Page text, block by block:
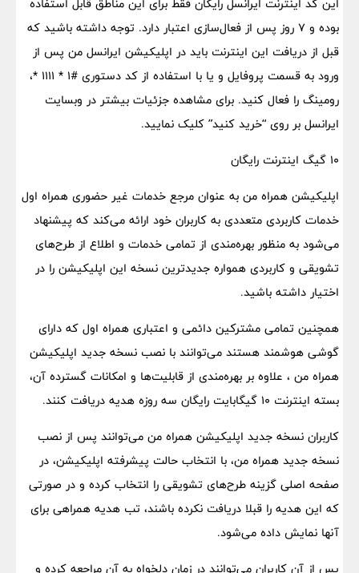
بوده و ۷ روز پس از فعال‌سازی اعتبار دارد. توجه داشته باشید که
قبل از دریافت این اینترنت باید در اپلیکیشن ایرانسل من پس از
ورود به قسمت پروفایل و یا با استفاده از کد دستوری #۱ * ۱۱۱۱ *،
رومینگ را فعال کنید. برای مشاهده جزئیات بیشتر در وبسایت
ایرانسل بر روی “خرید کنید” کلیک نمایید.
۱۰ گیگ اینترنت رایگان
اپلیکیشن همراه من به عنوان مرجع خدمات غیر حضوری همراه اول
خدمات کاربردی متعددی به کاربران خود ارائه می‌کند که پیشنهاد
می‌شود به منظور بهره‌مندی از تمامی خدمات و اطلاع از طرح‌های
تشویقی و کاربردی همواره جدیدترین نسخه این اپلیکیشن را در
اختیار داشته باشید.
همچنین تمامی مشترکین دائمی و اعتباری همراه اول که دارای
گوشی هوشمند هستند می‌توانند با نصب نسخه جدید اپلیکیشن
همراه من ، علاوه بر بهره‌مندی از قابلیت‌ها و امکانات گسترده آن،
بسته اینترنت ۱۰ گیگابایت رایگان سه روزه هدیه دریافت کنند.
کاربران نسخه جدید اپلیکیشن همراه من می‌توانند پس از نصب
نسخه جدید همراه من، با انتخاب حالت پیشرفته اپلیکیشن، در
صفحه اصلی گزینه طرح‌های تشویقی را انتخاب کرده و در صورتی
که این هدیه را قبلا دریافت نکرده باشند، تب هدیه همراهی برای
آنها نمایش داده می‌شود.
پس از آن کاربران می‌توانند در زمان دلخواه به آن مراجعه کرده و